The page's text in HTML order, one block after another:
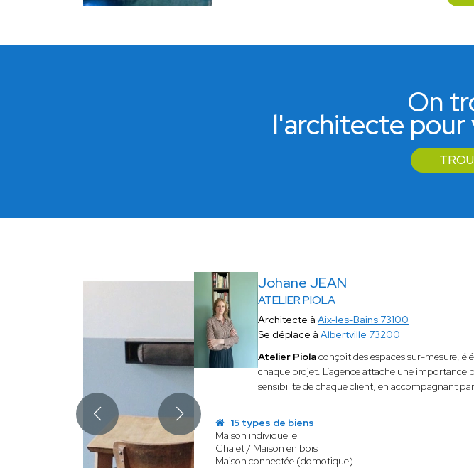
On
l'architecte pour
Johane JEAN
ATELIER PIOLA
Architecte à Aix-les-Bains 73100
Se déplace à Albertville 73200
Atelier Piolaconçoit des espaces sur-mesure,
chaque projet. L’agence attache une importance
sensibilité de chaque client, en accompagnant
15 types de biens
Maison individuelle
Chalet / Maison en bois
Maison connectée (domotique)